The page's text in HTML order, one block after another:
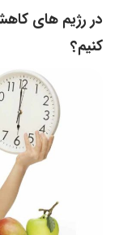
در رژیم های
کنیم؟